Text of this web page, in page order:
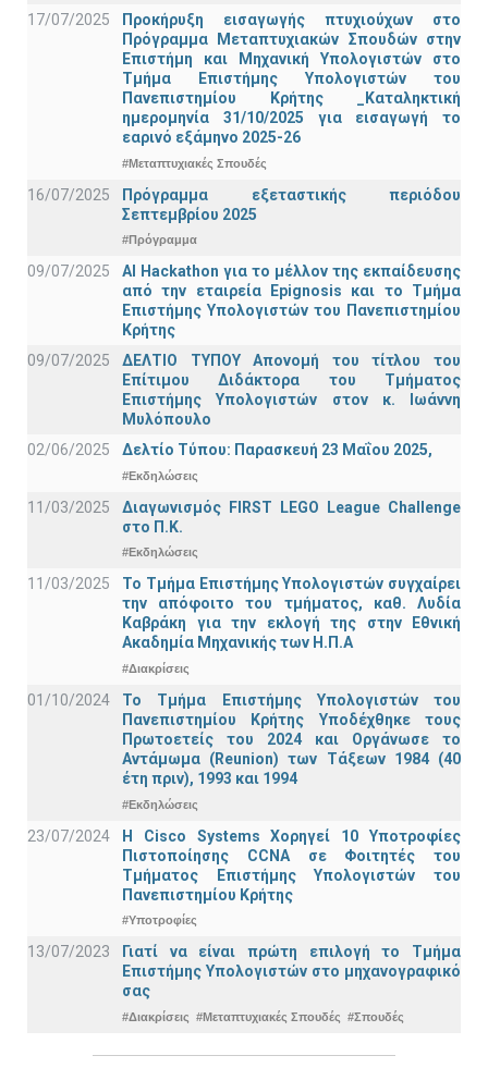
17/07/2025
Προκήρυξη εισαγωγής πτυχιούχων στo
Πρόγραμμα Μεταπτυχιακών Σπουδών στην
Επιστήμη και Μηχανική Υπολογιστών στο
Τμήμα Eπιστήμης Υπολογιστών του
Πανεπιστημίου Κρήτης _Καταληκτική
ημερομηνία 31/10/2025 για εισαγωγή το
εαρινό εξάμηνο 2025-26
#Μεταπτυχιακές Σπουδές
16/07/2025
Πρόγραμμα εξεταστικής περιόδου
Σεπτεμβρίου 2025
#Πρόγραμμα
09/07/2025
AI Hackathon για το μέλλον της εκπαίδευσης
από την εταιρεία Epignosis και το Τμήμα
Επιστήμης Υπολογιστών του Πανεπιστημίου
Κρήτης
09/07/2025
ΔΕΛΤΙΟ ΤΥΠΟΥ Απονομή του τίτλου του
Επίτιμου Διδάκτορα του Τμήματος
Επιστήμης Υπολογιστών στον κ. Ιωάννη
Μυλόπουλο
02/06/2025
Δελτίο Τύπου: Παρασκευή 23 Μαΐου 2025,
#Εκδηλώσεις
11/03/2025
Διαγωνισμός FIRST LEGO League Challenge
στο Π.Κ.
#Εκδηλώσεις
11/03/2025
Το Τμήμα Επιστήμης Υπολογιστών συγχαίρει
την απόφοιτο του τμήματος, καθ. Λυδία
Καβράκη για την εκλογή της στην Εθνική
Ακαδημία Μηχανικής των Η.Π.Α
#Διακρίσεις
01/10/2024
Το Τμήμα Επιστήμης Υπολογιστών του
Πανεπιστημίου Κρήτης Υποδέχθηκε τους
Πρωτοετείς του 2024 και Οργάνωσε το
Αντάμωμα (Reunion) των Τάξεων 1984 (40
έτη πριν), 1993 και 1994
#Εκδηλώσεις
23/07/2024
Η Cisco Systems Χορηγεί 10 Υποτροφίες
Πιστοποίησης CCNA σε Φοιτητές του
Τμήματος Επιστήμης Υπολογιστών του
Πανεπιστημίου Κρήτης
#Υποτροφίες
13/07/2023
Γιατί να είναι πρώτη επιλογή το Τμήμα
Επιστήμης Υπολογιστών στο μηχανογραφικό
σας
#Διακρίσεις #Μεταπτυχιακές Σπουδές #Σπουδές